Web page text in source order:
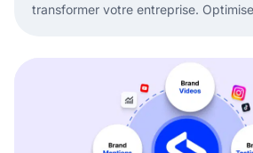
transformer votre entreprise.